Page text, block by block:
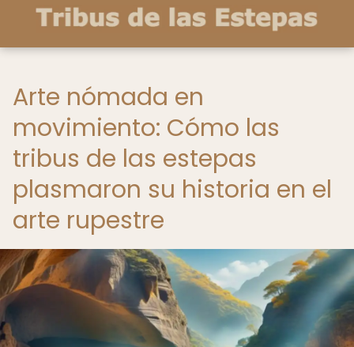
Arte nómada en
movimiento: Cómo las
tribus de las estepas
plasmaron su historia en el
arte rupestre